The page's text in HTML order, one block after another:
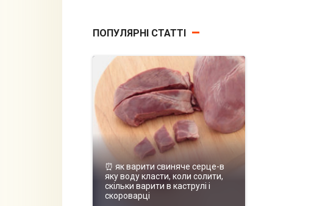
ПОПУЛЯРНІ СТАТТІ
⏰ як варити свиняче серце-в
яку воду класти, коли солити,
скільки варити в каструлі і
скороварці